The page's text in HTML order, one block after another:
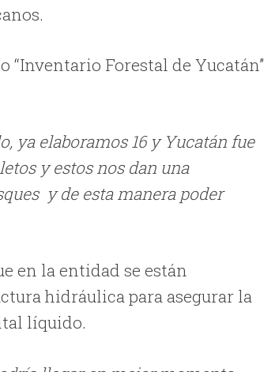
Forestal de Yucatán”
ya elaboramos 16 y Yucatán fue
y estos nos dan una
y de esta manera poder
en la entidad se están
hidráulica para asegurar la
líquido.